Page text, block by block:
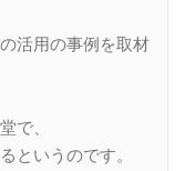
活用の事例を取材
で、
というのです。